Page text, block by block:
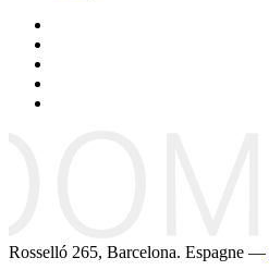
Rosselló 265, Barcelona. Espagne —